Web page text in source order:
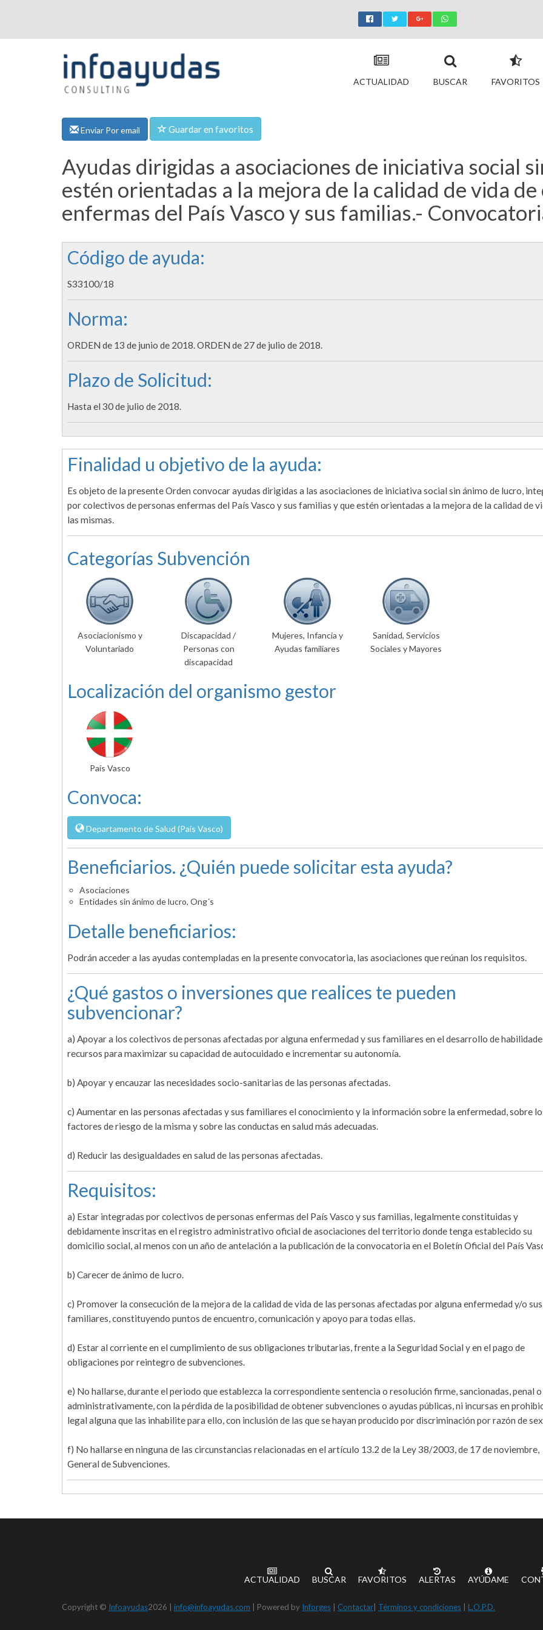
ACTUALIDAD BUSCAR FAVORITOS
Enviar Por email Guardar en favoritos
Ayudas dirigidas a asociaciones de iniciativa social
estén orientadas a la mejora de la calidad de vida
enfermas del País Vasco y sus familias.-
Código de ayuda:
S33100/18
Norma:
ORDEN de 13 de junio de 2018. ORDEN de 27 de julio de 2018.
Plazo de Solicitud:
Hasta el 30 de julio de 2018.
Finalidad u objetivo de la ayuda:
Es objeto de la presente Orden convocar ayudas dirigidas a las asociaciones de iniciativa social sin ánimo de lucro,
por colectivos de personas enfermas del País Vasco y sus familias y que estén orientadas a la mejora de la calidad de
las mismas.
Categorías Subvención
Asociacionismo y
Voluntariado
Discapacidad /
Personas con
discapacidad
Mujeres, Infancia y
Ayudas familiares
Sanidad, Servicios
Sociales y Mayores
Localización del organismo gestor
País Vasco
Convoca:
Departamento de Salud (País Vasco)
Beneficiarios. ¿Quién puede solicitar esta ayuda?
Asociaciones
Entidades sin ánimo de lucro, Ong´s
Detalle beneficiarios:
Podrán acceder a las ayudas contempladas en la presente convocatoria, las asociaciones que reúnan los requisitos.
¿Qué gastos o inversiones que realices te pueden
subvencionar?
a) Apoyar a los colectivos de personas afectadas por alguna enfermedad y sus familiares en el desarrollo de
recursos para maximizar su capacidad de autocuidado e incrementar su autonomía.
b) Apoyar y encauzar las necesidades socio-sanitarias de las personas afectadas.
c) Aumentar en las personas afectadas y sus familiares el conocimiento y la información sobre la enfermedad, sobre
factores de riesgo de la misma y sobre las conductas en salud más adecuadas.
d) Reducir las desigualdades en salud de las personas afectadas.
Requisitos:
a) Estar integradas por colectivos de personas enfermas del País Vasco y sus familias, legalmente constituidas y
debidamente inscritas en el registro administrativo oficial de asociaciones del territorio donde tenga establecido su
domicilio social, al menos con un año de antelación a la publicación de la convocatoria en el Boletín Oficial del País
b) Carecer de ánimo de lucro.
c) Promover la consecución de la mejora de la calidad de vida de las personas afectadas por alguna enfermedad y/o sus
familiares, constituyendo puntos de encuentro, comunicación y apoyo para todas ellas.
d) Estar al corriente en el cumplimiento de sus obligaciones tributarias, frente a la Seguridad Social y en el pago de
obligaciones por reintegro de subvenciones.
e) No hallarse, durante el periodo que establezca la correspondiente sentencia o resolución firme, sancionadas, penal o
administrativamente, con la pérdida de la posibilidad de obtener subvenciones o ayudas públicas, ni incursas en
legal alguna que las inhabilite para ello, con inclusión de las que se hayan producido por discriminación por razón de
f) No hallarse en ninguna de las circunstancias relacionadas en el artículo 13.2 de la Ley 38/2003, de 17 de noviembre,
General de Subvenciones.
ACTUALIDAD BUSCAR FAVORITOS ALERTAS AYÚDAME
Copyright © Infoayudas2026 | info@infoayudas.com Powered by Inforges Contactar Términos y condiciones L.O.P.D.